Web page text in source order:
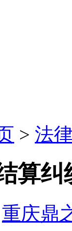
> 法
算纠
重庆鼎